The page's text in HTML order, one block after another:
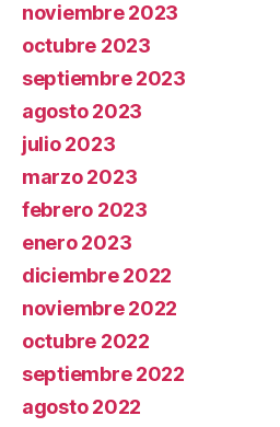
noviembre 2023
octubre 2023
septiembre 2023
agosto 2023
julio 2023
marzo 2023
febrero 2023
enero 2023
diciembre 2022
noviembre 2022
octubre 2022
septiembre 2022
agosto 2022